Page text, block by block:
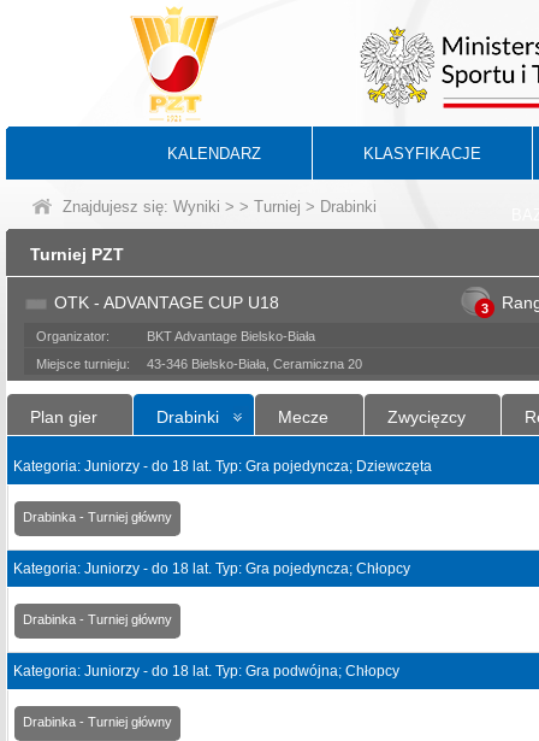
KALENDARZ KLASYFIKACJE
Znajdujesz się: Wyniki > > Turniej > Drabinki
Turniej PZT
OTK - ADVANTAGE CUP U18 3
Organizator:
BKT Advantage Bielsko-Biała
Miejsce turnieju:
43-346 Bielsko-Biała, Ceramiczna 20
Plan gier Drabinki Mecze Zwycięzcy
Kategoria: Juniorzy - do 18 lat. Typ: Gra pojedyncza; Dziewczęta
Drabinka - Turniej główny
Kategoria: Juniorzy - do 18 lat. Typ: Gra pojedyncza; Chłopcy
Drabinka - Turniej główny
Kategoria: Juniorzy - do 18 lat. Typ: Gra podwójna; Chłopcy
Drabinka - Turniej główny